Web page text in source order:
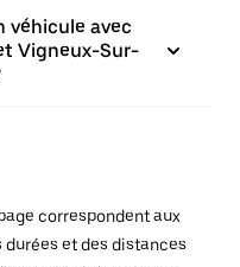
véhicule avec
Vigneux-Sur-
correspondent aux
et des distances